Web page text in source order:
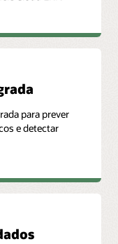
para prever
e detectar